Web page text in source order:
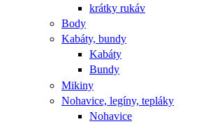
krátky rukáv
Body
Kabáty, bundy
Kabáty
Bundy
Mikiny
Nohavice, legíny, tepláky
Nohavice